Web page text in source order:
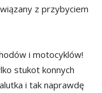
z przybyciem
i motocyklów!
stukot konnych
i tak naprawdę